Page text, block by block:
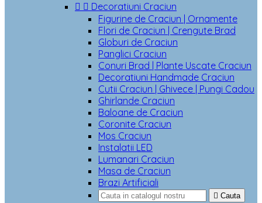
  Decoratiuni Craciun
Figurine de Craciun | Ornamente
Flori de Craciun | Crengute Brad
Globuri de Craciun
Panglici Craciun
Conuri Brad | Plante Uscate Craciun
Decoratiuni Handmade Craciun
Cutii Craciun | Ghivece | Pungi Cadou
Ghirlande Craciun
Baloane de Craciun
Coronite Craciun
Mos Craciun
Instalatii LED
Lumanari Craciun
Masa de Craciun
Brazi Artificiali
 Cauta